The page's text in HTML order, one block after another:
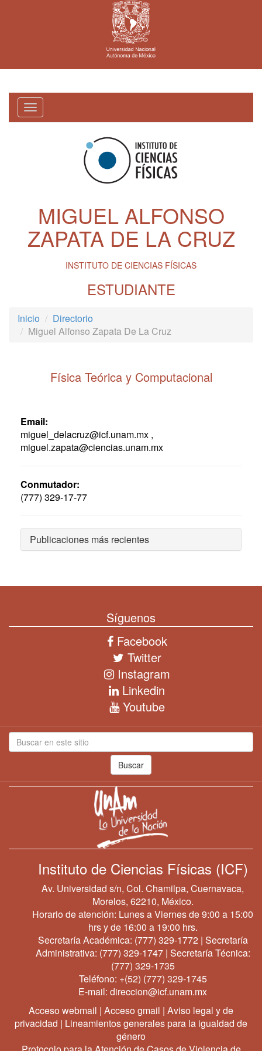
Toggle
navigation
MIGUEL ALFONSO
ZAPATA DE LA CRUZ
INSTITUTO DE CIENCIAS FÍSICAS
ESTUDIANTE
Inicio
Directorio
Miguel Alfonso Zapata De La Cruz
Física Teórica y Computacional
Email:
miguel_delacruz@icf.unam.mx ,
miguel.zapata@ciencias.unam.mx
Conmutador:
(777) 329-17-77
Publicaciones más recientes
Síguenos
Facebook
Twitter
Instagram
Linkedin
Youtube
Buscar
Instituto de Ciencias Físicas (ICF)
Av. Universidad s/n, Col. Chamilpa, Cuernavaca,
Morelos, 62210, México.
Horario de atención: Lunes a Viernes de 9:00 a 15:00
hrs y de 16:00 a 19:00 hrs.
Secretaría Académica: (777) 329-1772 | Secretaría
Administrativa: (777) 329-1747| Secretaría Técnica:
(777) 329-1735
Teléfono: +(52) (777) 329-1745
E-mail: direccion@icf.unam.mx
Acceso webmail | Acceso gmail | Aviso legal y de
privacidad | Lineamientos generales para la igualdad de
género